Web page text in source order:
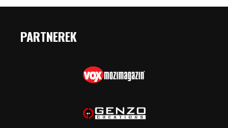
PARTNEREK